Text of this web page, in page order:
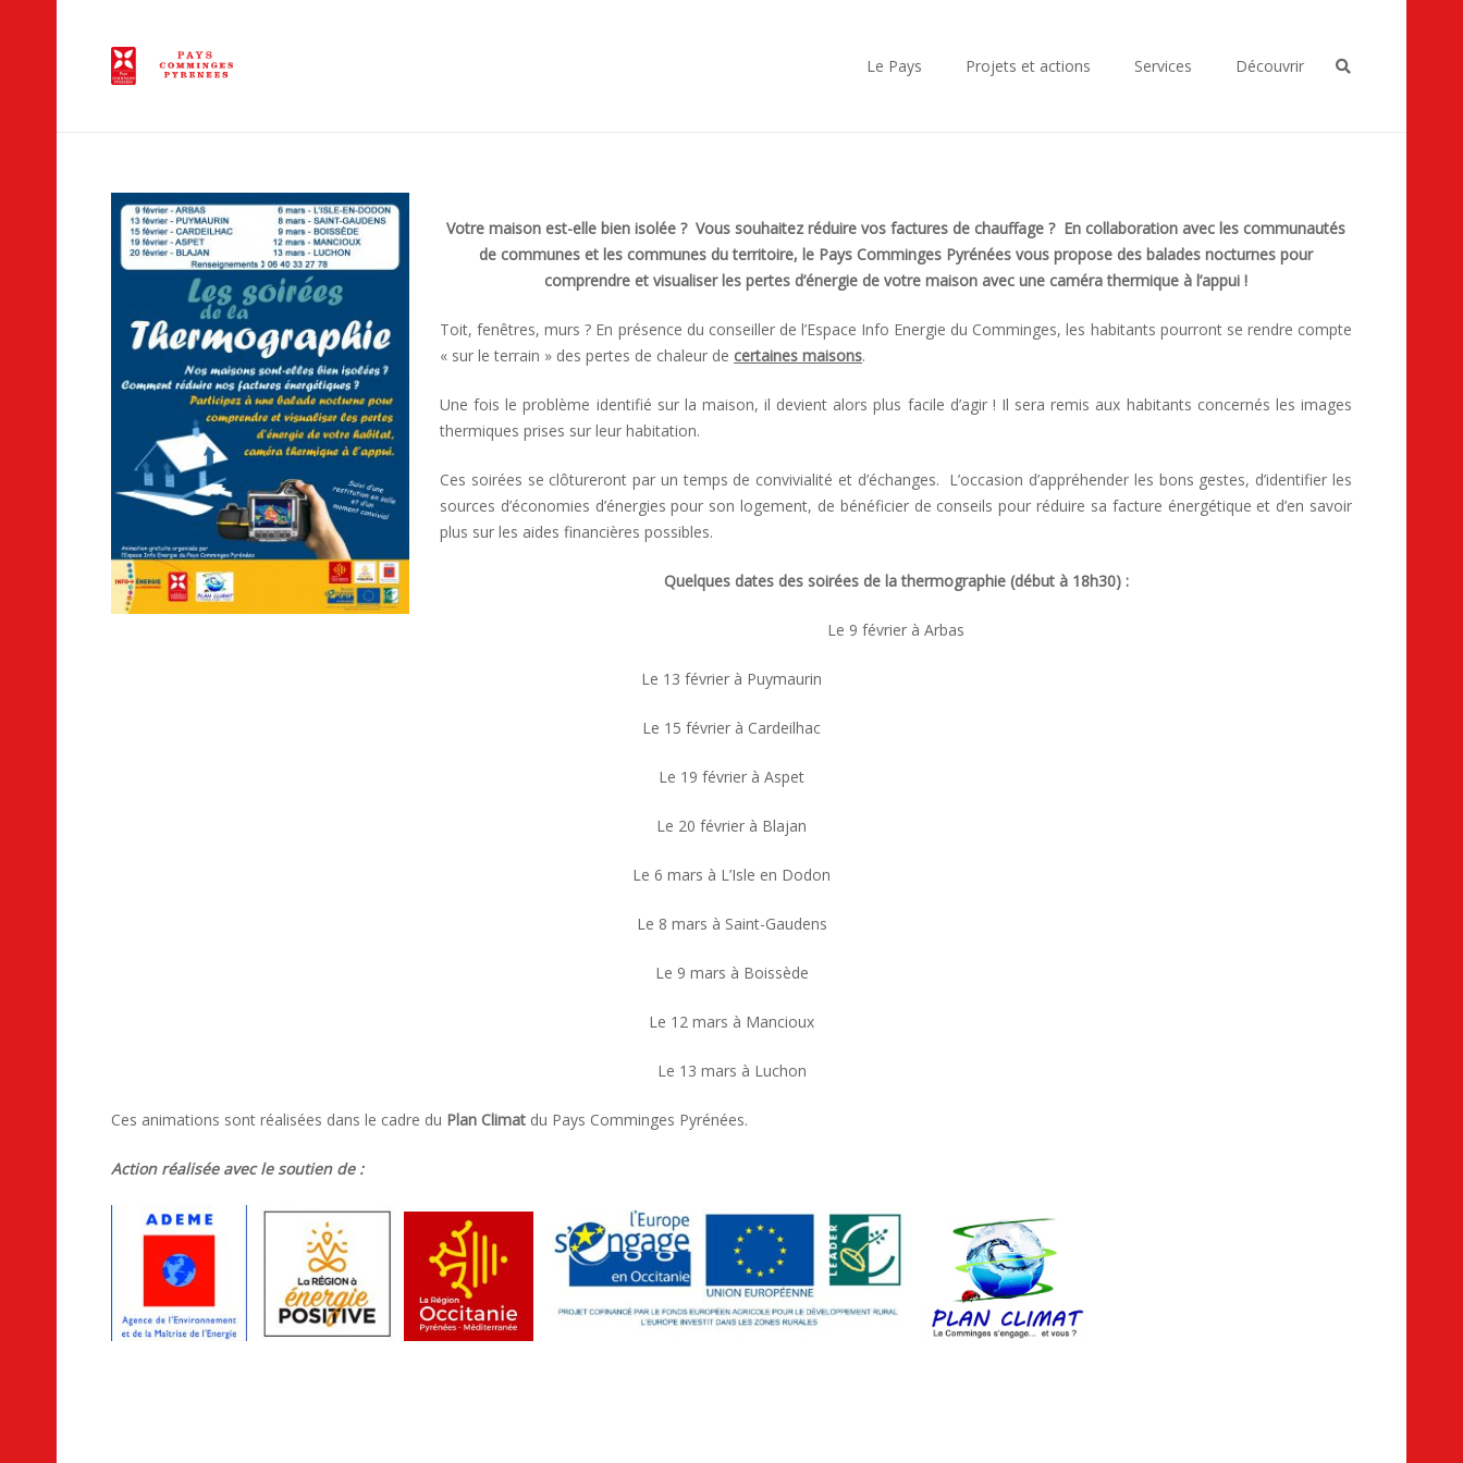
Le Pays Projets et actions Services Découvrir
Votre maison est-elle bien isolée ? Vous souhaitez réduire vos factures de chauffage ? En collaboration avec les communautés
de communes et les communes du territoire, le Pays Comminges Pyrénées vous propose des balades nocturnes pour
comprendre et visualiser les pertes d’énergie de votre maison avec une caméra thermique à l’appui !
Toit, fenêtres, murs ? En présence du conseiller de l’Espace Info Energie du Comminges, les habitants pourront se rendre compte
« sur le terrain » des pertes de chaleur de certaines maisons.
Une fois le problème identifié sur la maison, il devient alors plus facile d’agir ! Il sera remis aux habitants concernés les images
thermiques prises sur leur habitation.
Ces soirées se clôtureront par un temps de convivialité et d’échanges. L’occasion d’appréhender les bons gestes, d’identifier les
sources d’économies d’énergies pour son logement, de bénéficier de conseils pour réduire sa facture énergétique et d’en savoir
plus sur les aides financières possibles.
Quelques dates des soirées de la thermographie (début à 18h30) :
Le 9 février à Arbas
Le 13 février à Puymaurin
Le 15 février à Cardeilhac
Le 19 février à Aspet
Le 20 février à Blajan
Le 6 mars à L’Isle en Dodon
Le 8 mars à Saint-Gaudens
Le 9 mars à Boissède
Le 12 mars à Mancioux
Le 13 mars à Luchon
Ces animations sont réalisées dans le cadre du Plan Climat du Pays Comminges Pyrénées.
Action réalisée avec le soutien de :